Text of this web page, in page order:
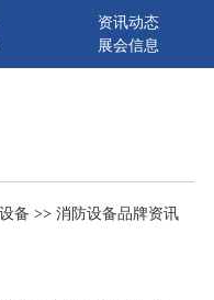
资讯动态
展会信息
备 >> 消防设备品牌资讯